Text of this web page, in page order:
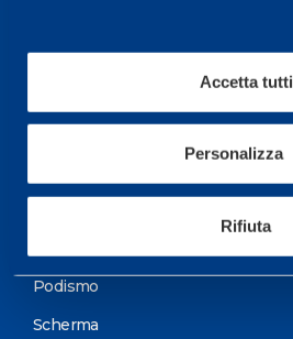
Accetta tutti
Personalizza
Rifiuta
Podismo
Scherma